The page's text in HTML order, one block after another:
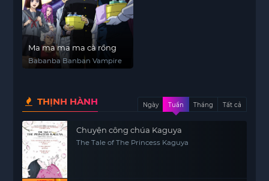
Ma ma ma ma cà rồng
Babanba Banban Vampire
THỊNH HÀNH Ngày Tuần Tháng Tất cả
Chuyện công chúa Kaguya
The Tale of The Princess Kaguya